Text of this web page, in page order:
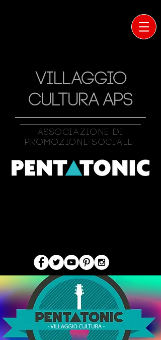
VILLAGGIO
CULTURA APS
Associazione Di
Promozione Sociale